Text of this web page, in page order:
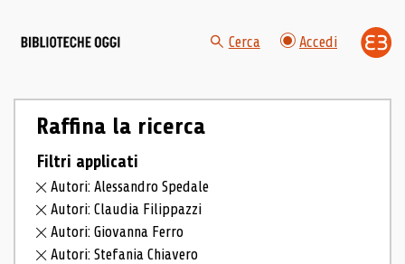
Cerca Accedi
Raffina la ricerca
Filtri applicati
Autori: Alessandro Spedale
Autori: Claudia Filippazzi
Autori: Giovanna Ferro
Autori: Stefania Chiavero